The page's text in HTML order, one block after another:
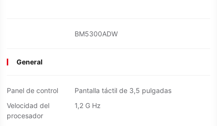
BM5300ADW
General
Panel de control
Pantalla táctil de 3,5 pulgadas
Velocidad del
procesador
1,2 G Hz